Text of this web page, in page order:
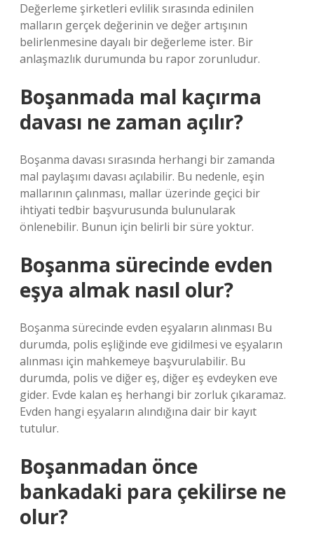
Değerleme şirketleri evlilik sırasında edinilen
malların gerçek değerinin ve değer artışının
belirlenmesine dayalı bir değerleme ister. Bir
anlaşmazlık durumunda bu rapor zorunludur.
Boşanmada mal kaçırma
davası ne zaman açılır?
Boşanma davası sırasında herhangi bir zamanda
mal paylaşımı davası açılabilir. Bu nedenle, eşin
mallarının çalınması, mallar üzerinde geçici bir
ihtiyati tedbir başvurusunda bulunularak
önlenebilir. Bunun için belirli bir süre yoktur.
Boşanma sürecinde evden
eşya almak nasıl olur?
Boşanma sürecinde evden eşyaların alınması Bu
durumda, polis eşliğinde eve gidilmesi ve eşyaların
alınması için mahkemeye başvurulabilir. Bu
durumda, polis ve diğer eş, diğer eş evdeyken eve
gider. Evde kalan eş herhangi bir zorluk çıkaramaz.
Evden hangi eşyaların alındığına dair bir kayıt
tutulur.
Boşanmadan önce
bankadaki para çekilirse ne
olur?